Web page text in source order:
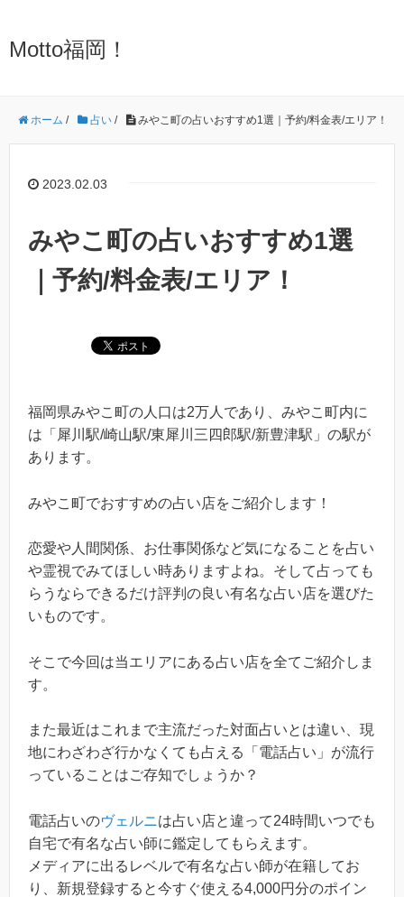
Motto福岡！
ホーム / 占い / みやこ町の占いおすすめ1選｜予約/料金表/エリア！
2023.02.03
みやこ町の占いおすすめ1選
｜予約/料金表/エリア！
福岡県みやこ町の人口は2万人であり、みやこ町内に
は「犀川駅/崎山駅/東犀川三四郎駅/新豊津駅」の駅が
あります。
みやこ町でおすすめの占い店をご紹介します！
恋愛や人間関係、お仕事関係など気になることを占い
や霊視でみてほしい時ありますよね。そして占っても
らうならできるだけ評判の良い有名な占い店を選びた
いものです。
そこで今回は当エリアにある占い店を全てご紹介しま
す。
また最近はこれまで主流だった対面占いとは違い、現
地にわざわざ行かなくても占える「電話占い」が流行
っていることはご存知でしょうか？
電話占いのヴェルニは占い店と違って24時間いつでも
自宅で有名な占い師に鑑定してもらえます。
メディアに出るレベルで有名な占い師が在籍してお
り、新規登録すると今すぐ使える4,000円分のポイン